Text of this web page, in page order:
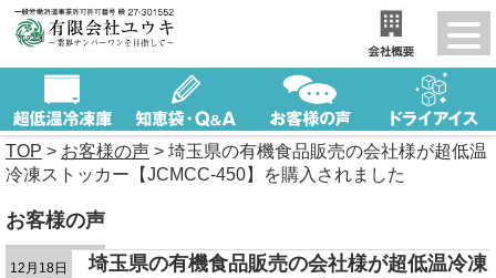
TOP > お客様の声 > 埼玉県の有機食品販売の会社様が超低温
冷凍ストッカー【JCMCC-450】を購入されました
お客様の声
12月18日
埼玉県の有機食品販売の会社様が超低温冷凍